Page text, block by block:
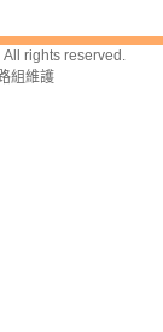
rights reserved.
組維護